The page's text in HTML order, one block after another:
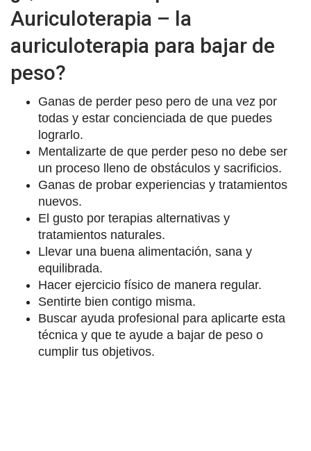
Auriculoterapia – la
auriculoterapia para bajar de
peso?
Ganas de perder peso pero de una vez por
todas y estar concienciada de que puedes
lograrlo.
Mentalizarte de que perder peso no debe ser
un proceso lleno de obstáculos y sacrificios.
Ganas de probar experiencias y tratamientos
nuevos.
El gusto por terapias alternativas y
tratamientos naturales.
Llevar una buena alimentación, sana y
equilibrada.
Hacer ejercicio físico de manera regular.
Sentirte bien contigo misma.
Buscar ayuda profesional para aplicarte esta
técnica y que te ayude a bajar de peso o
cumplir tus objetivos.